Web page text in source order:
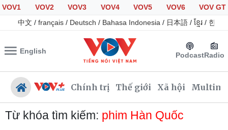
VOV1 VOV2 VOV3 VOV4 VOV5 VOV6
VOV GT
中文 / français / Deutsch / Bahasa Indonesia / 日本語 / ខ្មែរ / 한국
English PodcastRadio
Chính trị Thế giới Xã hội
Từ khóa tìm kiếm: phim Hàn Quốc